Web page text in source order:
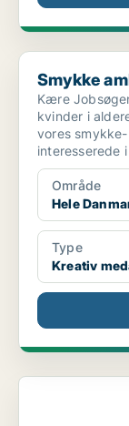
Smykke
Smykke
Kære
kvinder i
vores
interesserede
Område
Hele
Type
Kreativ